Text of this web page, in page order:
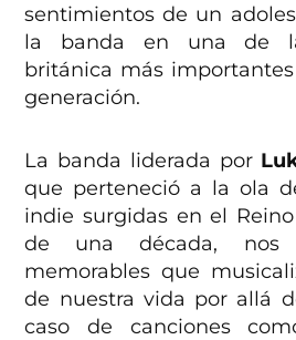
sentimientos de un
la banda en una de
británica más
generación.
La banda liderada por
que perteneció a la ola
indie surgidas en el
de una década, nos
memorables que
de nuestra vida por allá
caso de canciones